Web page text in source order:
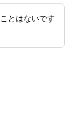
とはないです